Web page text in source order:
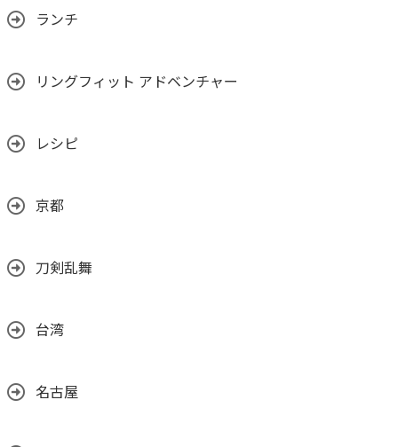
ランチ
リングフィット アドベンチャー
レシピ
京都
刀剣乱舞
台湾
名古屋